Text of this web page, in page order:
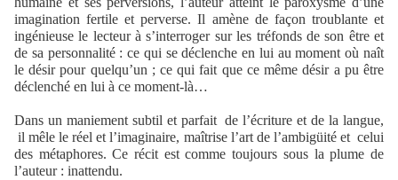
imagination fertile et perverse. Il amène de façon troublante et
ingénieuse le lecteur à s’interroger sur les tréfonds de son être et
de sa personnalité : ce qui se déclenche en lui au moment où naît
le désir pour quelqu’un ; ce qui fait que ce même désir a pu être
déclenché en lui à ce moment-là…
Dans un maniement subtil et parfait de l’écriture et de la langue,
il mêle le réel et l’imaginaire, maîtrise l’art de l’ambigüité et celui
des métaphores. Ce récit est comme toujours sous la plume de
l’auteur : inattendu.